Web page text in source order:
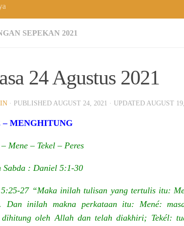
SEPEKAN 2021
24 Agustus 2021
· PUBLISHED AUGUST 24, 2021 · UPDATED AUGUST
– MENGHITUNG
Mene – Tekel – Peres
Sabda : Daniel 5:1-30
27 “Maka inilah tulisan yang tertulis itu:
Dan inilah makna perkataan itu: Mené:
dihitung oleh Allah dan telah diakhiri; Tekél: